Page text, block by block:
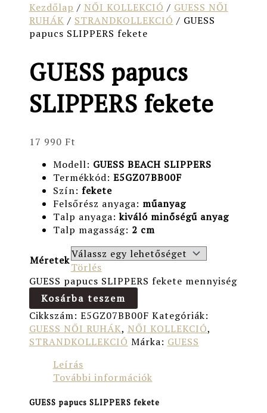
Kezdőlap / NŐI KOLLEKCIÓ / GUESS NŐI
RUHÁK / STRANDKOLLEKCIÓ / GUESS
papucs SLIPPERS fekete
GUESS papucs
SLIPPERS fekete
17 990 Ft
Modell: GUESS BEACH SLIPPERS
Termékkód: E5GZ07BB00F
Szín: fekete
Felsőrész anyaga: műanyag
Talp anyaga:kiváló minőségű anyag
Talp magasság: 2 cm
Méretek
Törlés
GUESS papucs SLIPPERS fekete mennyiség
Kosárba teszem
Cikkszám: E5GZ07BB00F Kategóriák:
GUESS NŐI RUHÁK, NŐI KOLLEKCIÓ,
STRANDKOLLEKCIÓ Márka: GUESS
Leírás
További információk
GUESS papucs SLIPPERS fekete